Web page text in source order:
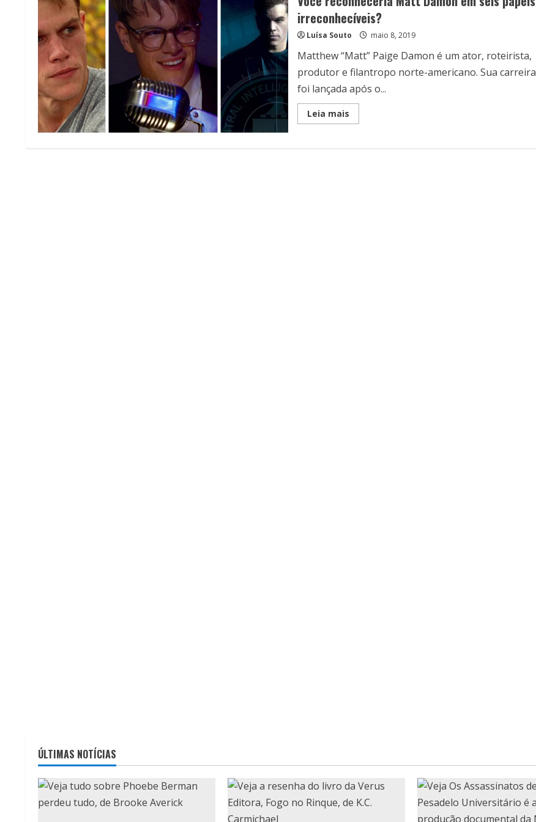
irreconhecíveis?
Luísa Souto maio 8, 2019
Matthew “Matt” Paige Damon é um ator, roteirista,
produtor e filantropo norte-americano. Sua carreira
foi lançada após o...
Leia maisRead
more
ÚLTIMAS NOTÍCIAS